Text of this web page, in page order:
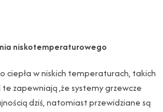
niskotemperaturowego
ciepła w niskich temperaturach, takich
zapewniają ,że systemy grzewcze
dziś, natomiast przewidziane są